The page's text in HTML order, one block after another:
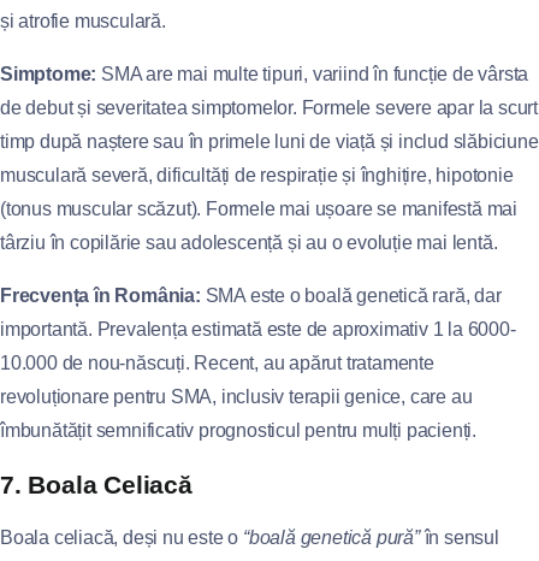
și atrofie musculară.
Simptome: SMA are mai multe tipuri, variind în funcție de vârsta
de debut și severitatea simptomelor. Formele severe apar la scurt
timp după naștere sau în primele luni de viață și includ slăbiciune
musculară severă, dificultăți de respirație și înghițire, hipotonie
(tonus muscular scăzut). Formele mai ușoare se manifestă mai
târziu în copilărie sau adolescență și au o evoluție mai lentă.
Frecvența în România: SMA este o boală genetică rară, dar
importantă. Prevalența estimată este de aproximativ 1 la 6000-
10.000 de nou-născuți. Recent, au apărut tratamente
revoluționare pentru SMA, inclusiv terapii genice, care au
îmbunătățit semnificativ prognosticul pentru mulți pacienți.
7. Boala Celiacă
Boala celiacă, deși nu este o “boală genetică pură”în sensul